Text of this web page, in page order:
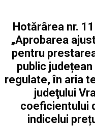
Hotărârea nr.
„Aprobarea
pentru
public
regulate, în aria
judeţului
coeficientului
indicelui